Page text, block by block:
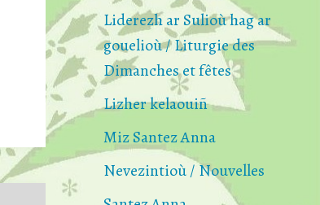
Liderezh ar Sulioù hag ar
gouelioù / Liturgie des
Dimanches et fêtes
Lizher kelaouiñ
Miz Santez Anna
Nevezintioù / Nouvelles